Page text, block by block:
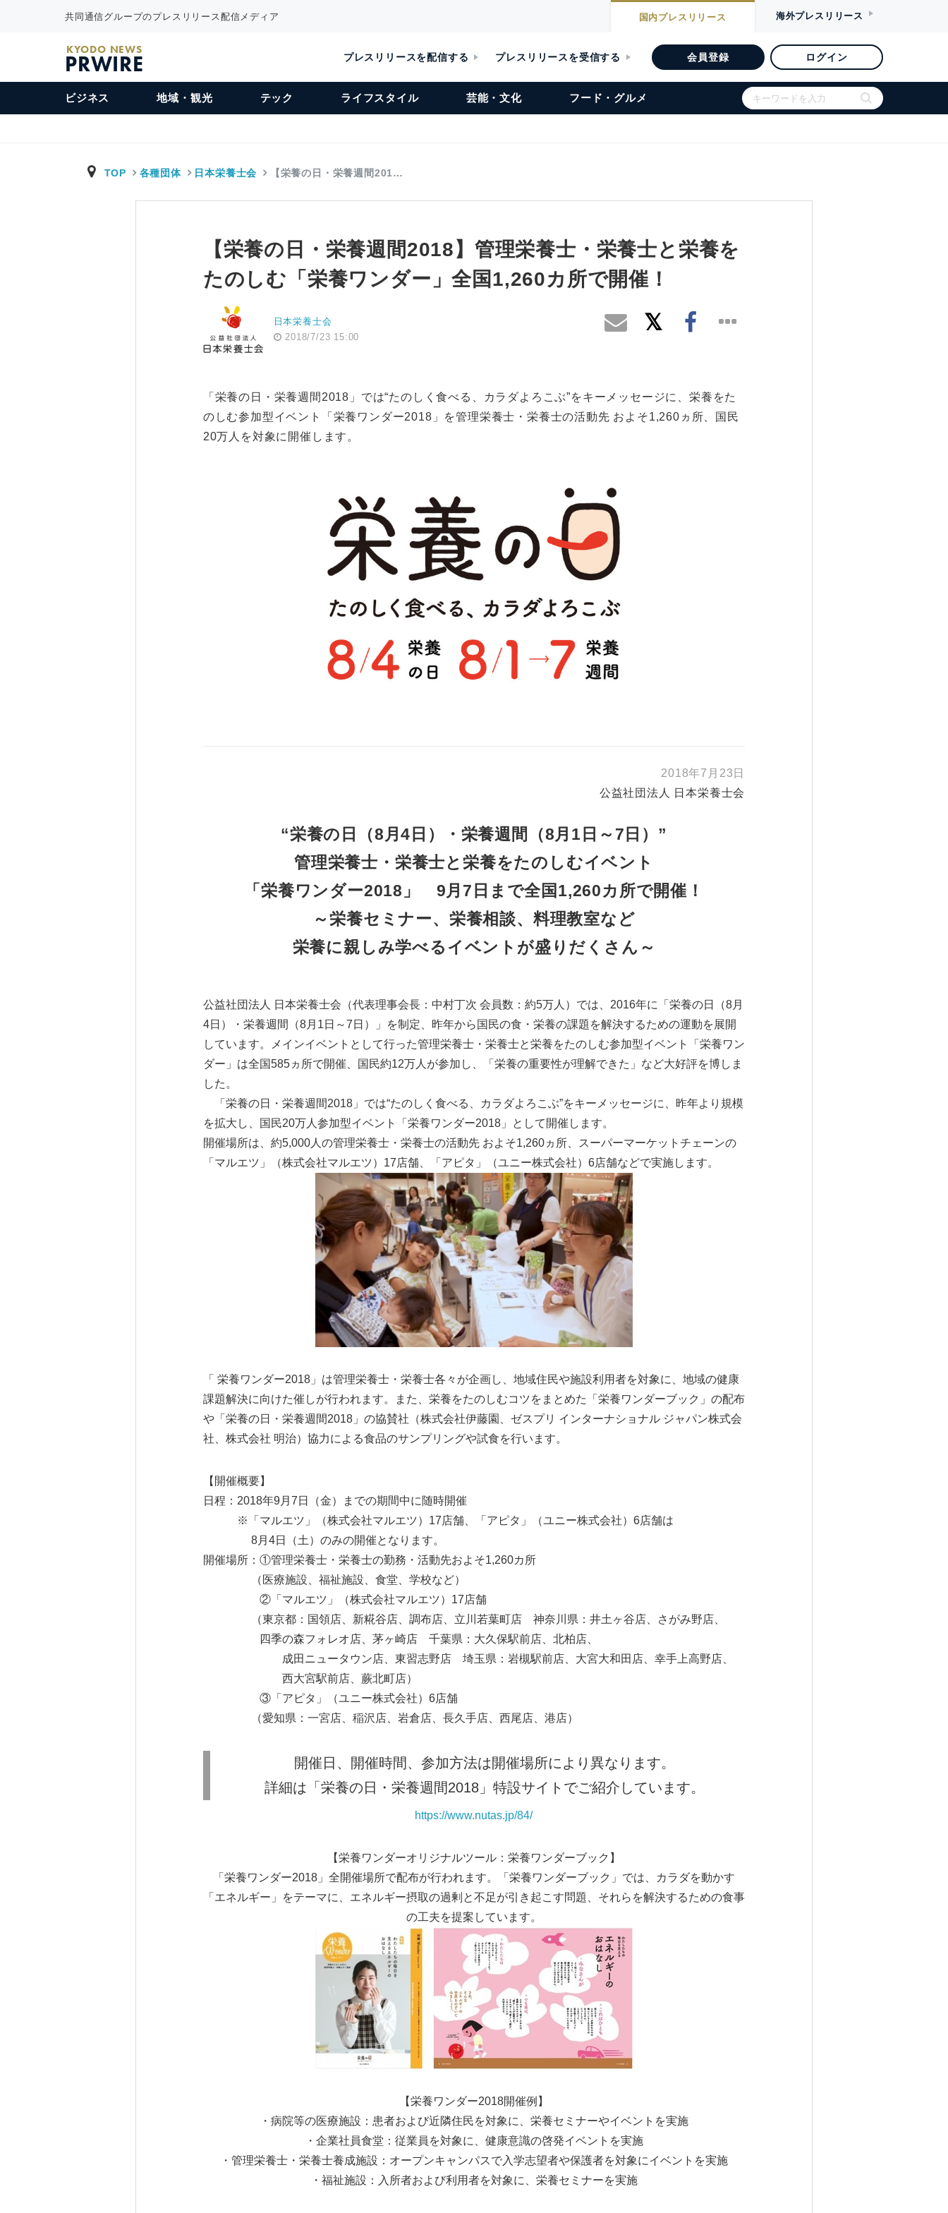
共同通信グループのプレスリリース配信メディア 国内プレスリリース 海外プレスリリース
KYODO NEWS
PRWIRE プレスリリースを配信する プレスリリースを受信する 会員登録 ログイン
ビジネス 地域・観光 テック ライフスタイル 芸能・文化 フード・グルメ
TOP 各種団体 日本栄養士会 【栄養の日・栄養週間201…
【栄養の日・栄養週間2018】管理栄養士・栄養士と栄養を
たのしむ「栄養ワンダー」全国1,260カ所で開催！
日本栄養士会
2018/7/23 15:00
「栄養の日・栄養週間2018」では“たのしく食べる、カラダよろこぶ”をキーメッセージに、栄養をた
のしむ参加型イベント「栄養ワンダー2018」を管理栄養士・栄養士の活動先 およそ1,260ヵ所、国民
20万人を対象に開催します。
2018年7月23日
公益社団法人 日本栄養士会
“栄養の日（8月4日）・栄養週間（8月1日～7日） ”
管理栄養士・栄養士と栄養をたのしむイベント
「栄養ワンダー2018」 9月7日まで全国1,260カ所で開催！
～栄養セミナー、栄養相談、料理教室など
栄養に親しみ学べるイベントが盛りだくさん～
公益社団法人 日本栄養士会（代表理事会長：中村丁次 会員数：約5万人）では、2016年に「栄養の日（8月
4日）・栄養週間（8月1日～7日）」を制定、昨年から国民の食・栄養の課題を解決するための運動を展開
しています。メインイベントとして行った管理栄養士・栄養士と栄養をたのしむ参加型イベント「栄養ワン
ダー」は全国585ヵ所で開催、国民約12万人が参加し、「栄養の重要性が理解できた」など大好評を博しま
した。
「栄養の日・栄養週間2018」では“たのしく食べる、カラダよろこぶ”をキーメッセージに、昨年より規模
を拡大し、国民20万人参加型イベント「栄養ワンダー2018」として開催します。
開催場所は、約5,000人の管理栄養士・栄養士の活動先 およそ1,260ヵ所、スーパーマーケットチェーンの
「マルエツ」（株式会社マルエツ）17店舗、「アピタ」（ユニー株式会社）6店舗などで実施します。
「 栄養ワンダー2018」は管理栄養士・栄養士各々が企画し、地域住民や施設利用者を対象に、地域の健康
課題解決に向けた催しが行われます。また、栄養をたのしむコツをまとめた「栄養ワンダーブック」の配布
や「栄養の日・栄養週間2018」の協賛社（株式会社伊藤園、ゼスプリ インターナショナル ジャパン株式会
社、株式会社 明治）協力による食品のサンプリングや試食を行います。
【開催概要】
日程：2018年9月7日（金）までの期間中に随時開催
※「マルエツ」（株式会社マルエツ）17店舗、「アピタ」（ユニー株式会社）6店舗は
8月4日（土）のみの開催となります。
開催場所：①管理栄養士・栄養士の勤務・活動先およそ1,260カ所
（医療施設、福祉施設、食堂、学校など）
②「マルエツ」（株式会社マルエツ）17店舗
（東京都：国領店、新糀谷店、調布店、立川若葉町店 神奈川県：井土ヶ谷店、さがみ野店、
四季の森フォレオ店、茅ヶ崎店 千葉県：大久保駅前店、北柏店、
成田ニュータウン店、東習志野店 埼玉県：岩槻駅前店、大宮大和田店、幸手上高野店、
西大宮駅前店、蕨北町店）
③「アピタ」（ユニー株式会社）6店舗
（愛知県：一宮店、稲沢店、岩倉店、長久手店、西尾店、港店）
開催日、開催時間、参加方法は開催場所により異なります。
詳細は「栄養の日・栄養週間2018」特設サイトでご紹介しています。
https://www.nutas.jp/84/
【栄養ワンダーオリジナルツール：栄養ワンダーブック】
「栄養ワンダー2018」全開催場所で配布が行われます。「栄養ワンダーブック」では、カラダを動かす
「エネルギー」をテーマに、エネルギー摂取の過剰と不足が引き起こす問題、それらを解決するための食事
の工夫を提案しています。
【栄養ワンダー2018開催例】
・病院等の医療施設：患者および近隣住民を対象に、栄養セミナーやイベントを実施
・企業社員食堂：従業員を対象に、健康意識の啓発イベントを実施
・管理栄養士・栄養士養成施設：オープンキャンパスで入学志望者や保護者を対象にイベントを実施
・福祉施設：入所者および利用者を対象に、栄養セミナーを実施
English